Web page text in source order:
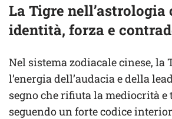
La Tigre nell’astrologia
identità, forza e
Nel sistema zodiacale cinese, la
l’energia dell’audacia e della
segno che rifiuta la mediocrità e
seguendo un forte codice